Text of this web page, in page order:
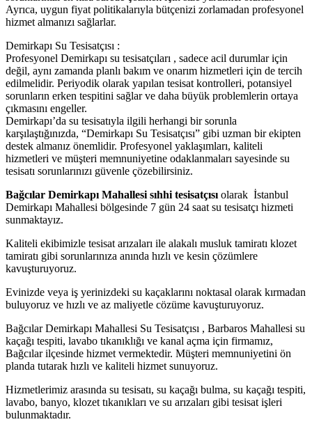
Ayrıca, uygun fiyat politikalarıyla bütçenizi zorlamadan profesyonel
hizmet almanızı sağlarlar.
Demirkapı Su Tesisatçısı :
Profesyonel Demirkapı su tesisatçıları , sadece acil durumlar için
değil, aynı zamanda planlı bakım ve onarım hizmetleri için de tercih
edilmelidir. Periyodik olarak yapılan tesisat kontrolleri, potansiyel
sorunların erken tespitini sağlar ve daha büyük problemlerin ortaya
çıkmasını engeller.
Demirkapı’da su tesisatıyla ilgili herhangi bir sorunla
karşılaştığınızda, “Demirkapı Su Tesisatçısı” gibi uzman bir ekipten
destek almanız önemlidir. Profesyonel yaklaşımları, kaliteli
hizmetleri ve müşteri memnuniyetine odaklanmaları sayesinde su
tesisatı sorunlarınızı güvenle çözebilirsiniz.
Bağcılar Demirkapı Mahallesi sıhhi tesisatçısı olarak İstanbul
Demirkapı Mahallesi bölgesinde 7 gün 24 saat su tesisatçı hizmeti
sunmaktayız.
Kaliteli ekibimizle tesisat arızaları ile alakalı musluk tamiratı klozet
tamiratı gibi sorunlarınıza anında hızlı ve kesin çözümlere
kavuşturuyoruz.
Evinizde veya iş yerinizdeki su kaçaklarını noktasal olarak kırmadan
buluyoruz ve hızlı ve az maliyetle cözüme kavuşturuyoruz.
Bağcılar Demirkapı Mahallesi Su Tesisatçısı , Barbaros Mahallesi su
kaçağı tespiti, lavabo tıkanıklığı ve kanal açma için firmamız,
Bağcılar ilçesinde hizmet vermektedir. Müşteri memnuniyetini ön
planda tutarak hızlı ve kaliteli hizmet sunuyoruz.
Hizmetlerimiz arasında su tesisatı, su kaçağı bulma, su kaçağı tespiti,
lavabo, banyo, klozet tıkanıkları ve su arızaları gibi tesisat işleri
bulunmaktadır.